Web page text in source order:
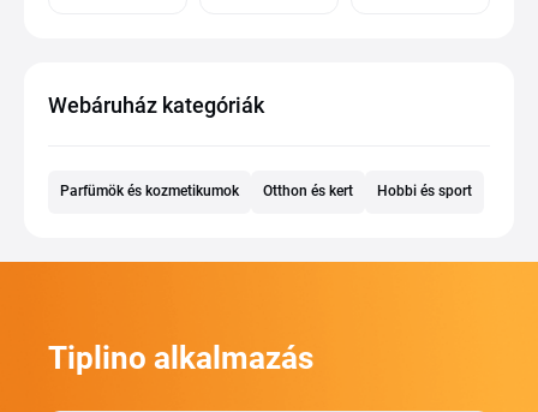
Webáruház kategóriák
Parfümök és kozmetikumok Otthon és kert Hobbi és sport
Tiplino alkalmazás